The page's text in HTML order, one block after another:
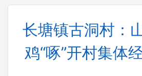
长塘镇古洞村：
鸡“啄”开村集体